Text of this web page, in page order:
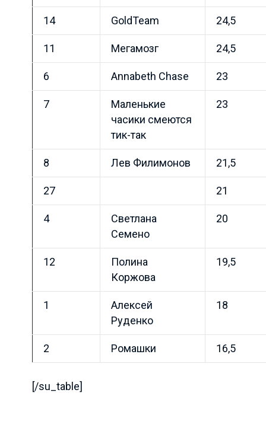
14 GoldTeam 24,5
11 Мегамозг 24,5
6 Annabeth Chase 23
7
Маленькие
часики смеются
тик-так
23
8 Лев Филимонов 21,5
27 21
4
Светлана
Семено
20
12
Полина
Коржова
19,5
1
Алексей
Руденко
18
2 Ромашки 16,5
[/su_table]